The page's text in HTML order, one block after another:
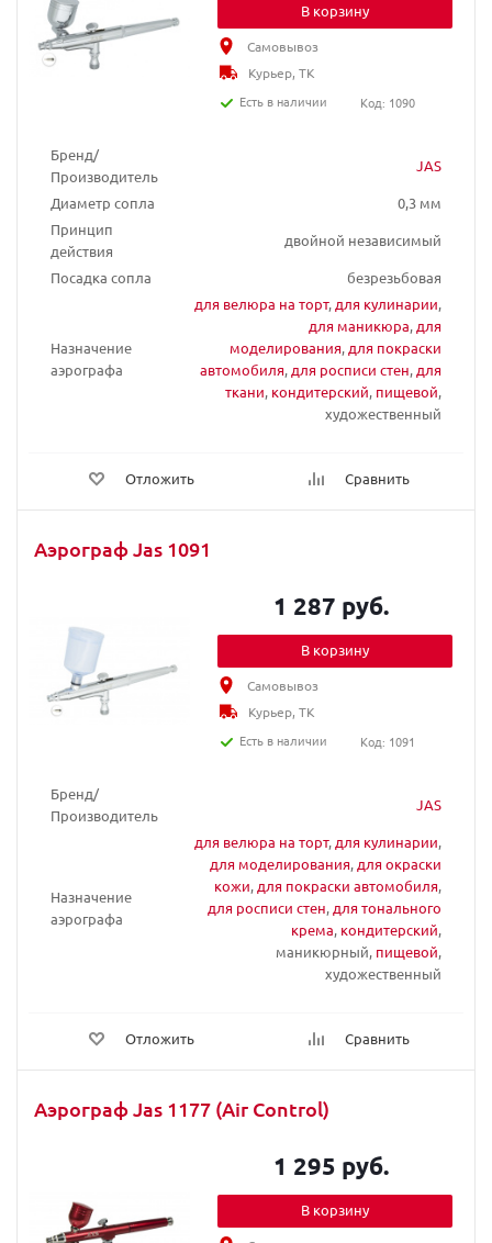
Бренд/
Производитель
JAS
Диаметр сопла
0,3 мм
Принцип
действия
двойной независимый
Посадка сопла
безрезьбовая
Назначение
аэрографа
для велюра на торт, для кулинарии,
для маникюра, для
моделирования, для покраски
автомобиля, для росписи стен, для
ткани, кондитерский, пищевой,
художественный
Отложить Сравнить
В корзину
Самовывоз
Курьер, ТК
Есть в наличии
Код: 1090
Аэрограф Jas 1091
Бренд/
Производитель
JAS
Назначение
аэрографа
для велюра на торт, для кулинарии,
для моделирования, для окраски
кожи, для покраски автомобиля,
для росписи стен, для тонального
крема, кондитерский,
маникюрный, пищевой,
художественный
Отложить Сравнить
1 287 руб.
В корзину
Самовывоз
Курьер, ТК
Есть в наличии
Код: 1091
Аэрограф Jas 1177 (Air Control)
1 295 руб.
В корзину